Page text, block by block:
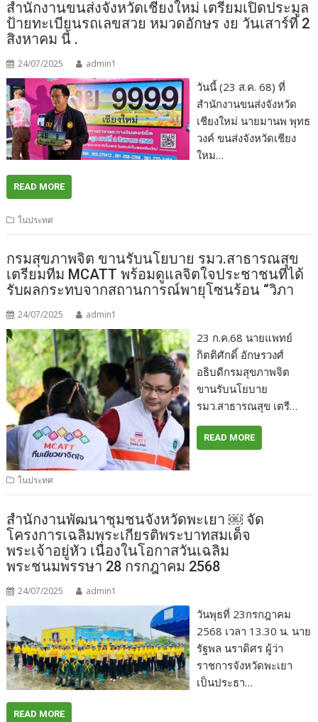
สำนักงานขนส่งจังหวัดเชียงใหม่ เตรียมเปิดประมูล
ป้ายทะเบียนรถเลขสวย หมวดอักษร งย วันเสาร์ที่ 2
สิงหาคม นี้ .
24/07/2025 admin1
วันนี้ (23 ส.ค. 68) ที่
สำนักงานขนส่งจังหวัด
เชียงใหม่ นายมานพ พุทธ
วงค์ ขนส่งจังหวัดเชียง
ใหม…
READ MORE
ในประทศ
กรมสุขภาพจิต ขานรับนโยบาย รมว.สาธารณสุข
เตรียมทีม MCATT พร้อมดูแลจิตใจประชาชนที่ได้
รับผลกระทบจากสถานการณ์พายุโซนร้อน “วิภา
24/07/2025 admin1
23 ก.ค.68 นายแพทย์
กิตติศักดิ์ อักษรวงศ์
อธิบดีกรมสุขภาพจิต
ขานรับนโยบาย
รมว.สาธารณสุข เตรี…
READ MORE
ในประทศ
สำนักงานพัฒนาชุมชนจังหวัดพะเยา ￼ จัด
โครงการเฉลิมพระเกียรติพระบาทสมเด็จ
พระเจ้าอยู่หัว เนื่องในโอกาสวันเฉลิม
พระชนมพรรษา 28 กรกฎาคม 2568
24/07/2025 admin1
วันพุธที่ 23กรกฎาคม
2568 เวลา 13.30 น. นาย
รัฐพล นราดิศร ผู้ว่า
ราชการจังหวัดพะเยา
เป็นประธา…
READ MORE